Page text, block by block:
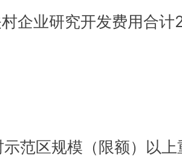
企业研究开发费用合
示范区规模（限额）以